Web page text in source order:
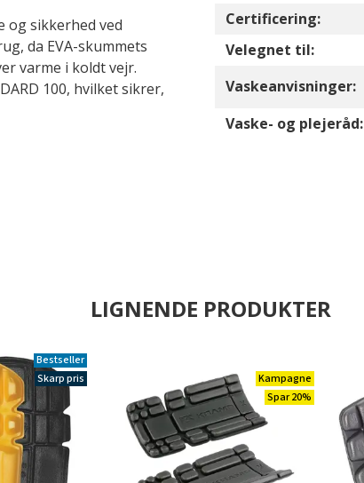
og sikkerhed ved
da EVA-skummets
varme i koldt vejr.
100, hvilket sikrer,
Certificering:
Velegnet til:
Vaskeanvisninger:
Vaske- og plejeråd:
LIGNENDE PRODUKTER
Bestseller
Skarp pris
Kampagne
Spar 20%